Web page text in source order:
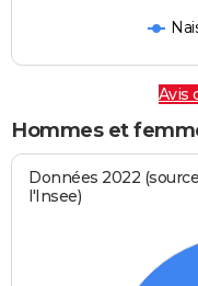
Avis
Hommes et
Données 2022
l'Insee)